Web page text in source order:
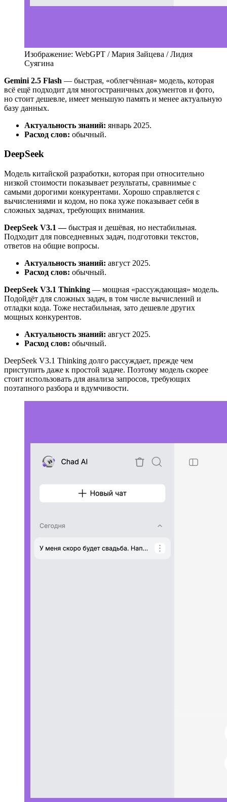
Изображение: WebGPT / Мария Зайцева / Лидия
Суягина
Gemini 2.5 Flash — быстрая, «облегчённая» модель, которая
всё ещё подходит для многостраничных документов и фото,
но стоит дешевле, имеет меньшую память и менее актуальную
базу данных.
Актуальность знаний: январь 2025.
Расход слов: обычный.
DeepSeek
Модель китайской разработки, которая при относительно
низкой стоимости показывает результаты, сравнимые с
самыми дорогими конкурентами. Хорошо справляется с
вычислениями и кодом, но пока хуже показывает себя в
сложных задачах, требующих внимания.
DeepSeek V3.1 —быстрая и дешёвая, но нестабильная.
Подходит для повседневных задач, подготовки текстов,
ответов на общие вопросы.
Актуальность знаний: август 2025.
Расход слов: обычный.
DeepSeek V3.1 Thinking — мощная «рассуждающая» модель.
Подойдёт для сложных задач, в том числе вычислений и
отладки кода. Тоже нестабильная, зато дешевле других
мощных конкурентов.
Актуальность знаний: август 2025.
Расход слов: обычный.
DeepSeek V3.1 Thinking долго рассуждает, прежде чем
приступить даже к простой задаче. Поэтому модель скорее
стоит использовать для анализа запросов, требующих
поэтапного разбора и вдумчивости.